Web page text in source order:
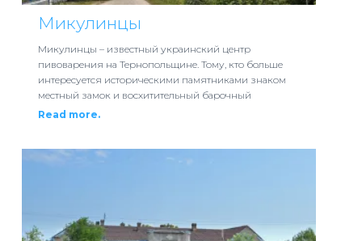
Микулинцы
Микулинцы – известный украинский центр
пивоварения на Тернопольщине. Тому, кто больше
интересуется историческими памятниками знаком
местный замок и восхитительный барочный
Read more.